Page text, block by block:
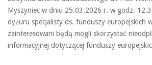
Myszyniec w dniu 25.03.2026 r. w godz.
dyżuru specjalisty ds. funduszy europejskich
zainteresowani będą mogli skorzystać
informacyjnej dotyczącej funduszy